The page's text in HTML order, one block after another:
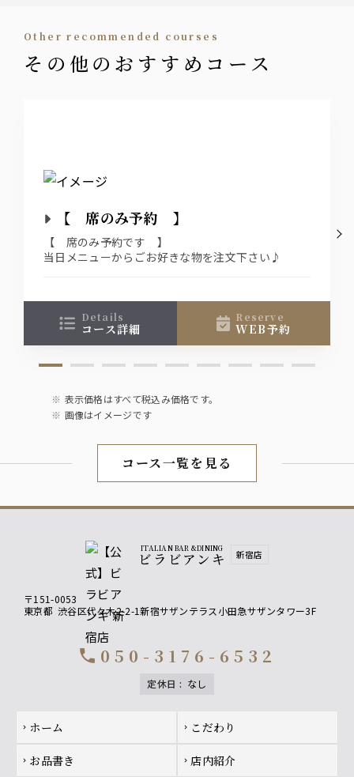
ジム ビーム
ソーダ / カシスオレンジ / ファジーネーブル / レ
モンサワー ・・・ｅｔｃ
ソフトドリンク
オレンジジュース / グレープフルーツジュース / ペプ
シコーラ / ジンジャーエール / ウーロン茶
other recommended courses
その他のおすすめコース
【 席のみ予約 】
【 席のみ予約です 】
当日メニューからごお好きな物を注文下さい♪
details
コース詳細
reserve
WEB予約
表示価格はすべて税込み価格です。
画像はイメージです
コース一覧を見る
ITALIAN BAR &DINING
ビラビアンキ 新宿店
〒151-0053
東京都 渋谷区代々木2-2-1新宿サザンテラス小田急サザンタワー3F
call 050-3176-6532
定休日 : なし
Footer navigation
chevron_right ホーム chevron_right こだわり
chevron_right お品書き chevron_right 店内紹介